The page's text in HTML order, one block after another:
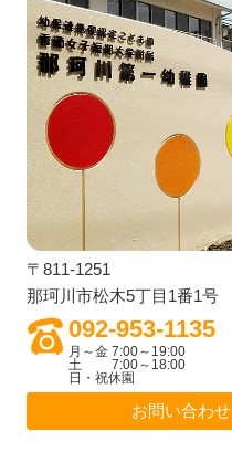
〒811-1251
那珂川市松木5丁目1番1号
092-953-1135
月～金 7:00～19:00
土 7:00～18:00
日・祝休園
お問い合わせ